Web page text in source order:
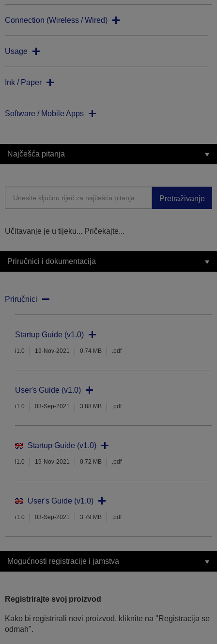
Connection (Wireless / Wired)
Usage
Ink / Paper
Software / Mobile Apps
Najčešća pitanja
Pretraživanje
Učitavanje je u tijeku... Pričekajte...
Priručnici i dokumentacija
Priručnici
Startup Guide (v1.0)
i1.0 19-Nov-2021 0.74 MB .pdf
User's Guide (v1.0)
i1.0 03-Sep-2021 3.88 MB .pdf
Startup Guide (v1.0)
i1.0 19-Nov-2021 0.72 MB .pdf
User's Guide (v1.0)
i1.0 03-Sep-2021 3.79 MB .pdf
Mogućnosti registracije i jamstva
Registrirajte svoj proizvod
Kako bi registrirali novi proizvod, kliknite na "Registracija se
odmah".